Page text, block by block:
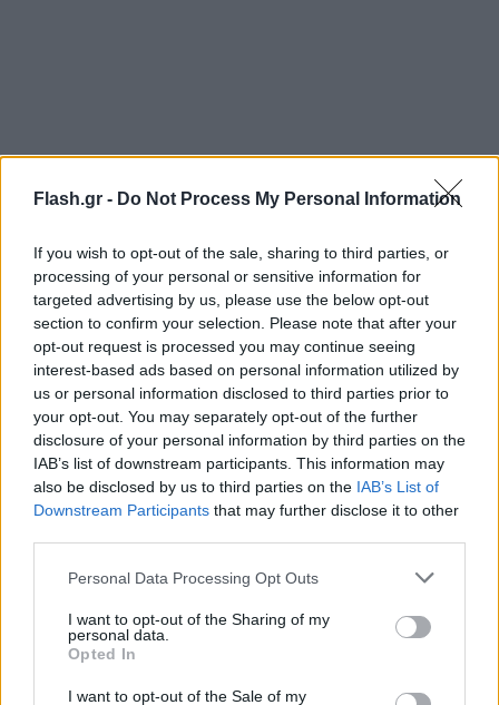
Flash.gr - Do Not Process My Personal Information
If you wish to opt-out of the sale, sharing to third parties, or
processing of your personal or sensitive information for
targeted advertising by us, please use the below opt-out
section to confirm your selection. Please note that after your
opt-out request is processed you may continue seeing
interest-based ads based on personal information utilized by
us or personal information disclosed to third parties prior to
your opt-out. You may separately opt-out of the further
disclosure of your personal information by third parties on the
IAB’s list of downstream participants. This information may
also be disclosed by us to third parties on the IAB’s List of
Downstream Participants that may further disclose it to other
Please note that this website/app uses one or more Google
not limited to your visit or usage behaviour. You may click to
grant or deny consent to Google and its third-party tags to
use your data for below specified purposes in below Google
consent section.
Personal Data Processing Opt Outs
I want to opt-out of the Sharing of my
personal data.
Opted In
I want to opt-out of the Sale of my
FLASH FOCUS